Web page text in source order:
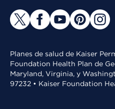
Planes de salud de Kaiser
Foundation Health Plan de
Maryland, Virginia, y
97232 • Kaiser Foundation